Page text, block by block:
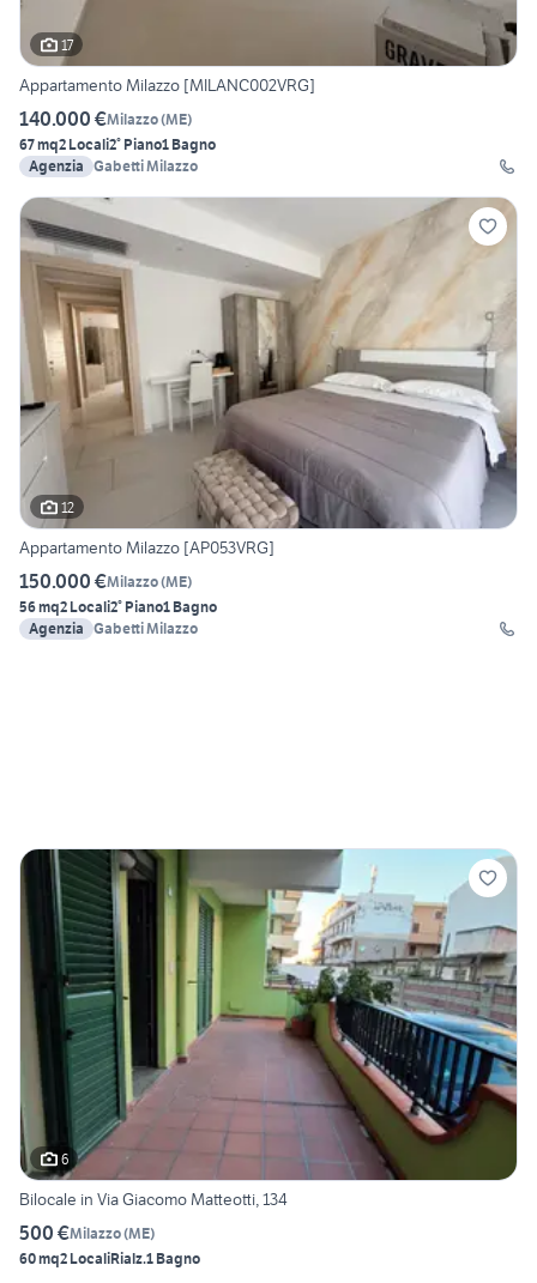
17
Appartamento Milazzo [MILANC002VRG]
140.000 €Milazzo(ME)
67 mq2 Locali2° Piano1 Bagno
Agenzia Gabetti Milazzo
12
Appartamento Milazzo [AP053VRG]
150.000 €Milazzo(ME)
56 mq2 Locali2° Piano1 Bagno
Agenzia Gabetti Milazzo
6
Bilocale in Via Giacomo Matteotti, 134
500 €Milazzo(ME)
60 mq2 LocaliRialz.1 Bagno